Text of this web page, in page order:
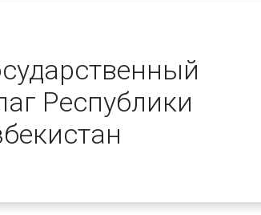
Республики